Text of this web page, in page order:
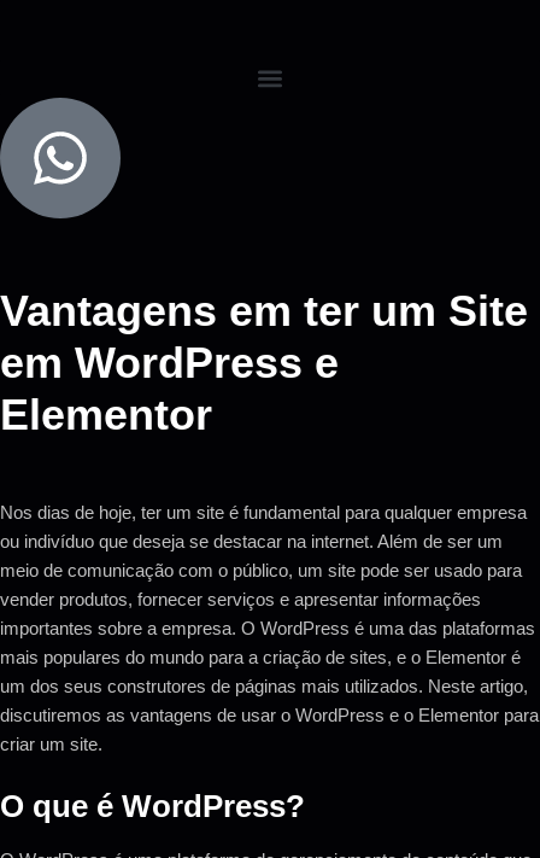
Vantagens em ter um Site
em WordPress e
Elementor
Nos dias de hoje, ter um site é fundamental para qualquer empresa
ou indivíduo que deseja se destacar na internet. Além de ser um
meio de comunicação com o público, um site pode ser usado para
vender produtos, fornecer serviços e apresentar informações
importantes sobre a empresa. O WordPress é uma das plataformas
mais populares do mundo para a criação de sites, e o Elementor é
um dos seus construtores de páginas mais utilizados. Neste artigo,
discutiremos as vantagens de usar o WordPress e o Elementor para
criar um site.
O que é WordPress?